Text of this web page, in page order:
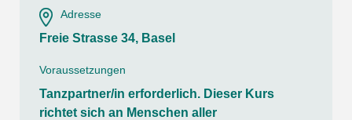
Adresse
Freie Strasse 34, Basel
Voraussetzungen
Tanzpartner/in erforderlich. Dieser Kurs
richtet sich an Menschen aller